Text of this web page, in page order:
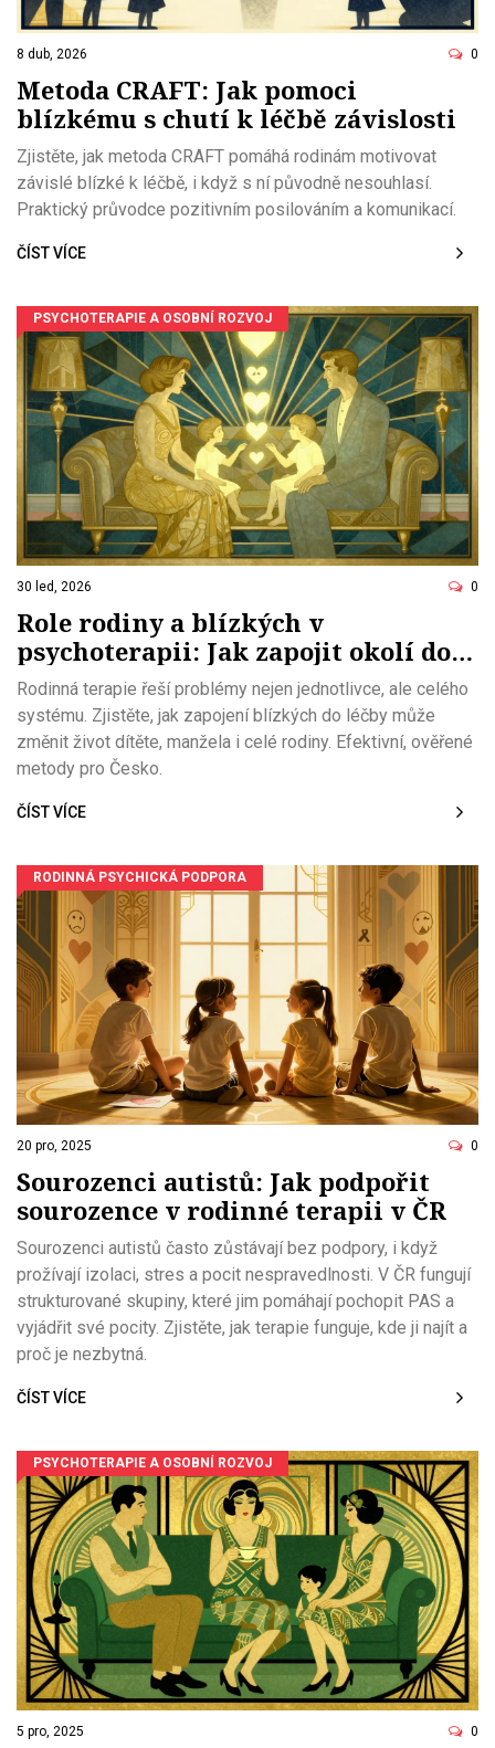
8 dub, 2026 0
Metoda CRAFT: Jak pomoci
blízkému s chutí k léčbě závislosti
Zjistěte, jak metoda CRAFT pomáhá rodinám motivovat
závislé blízké k léčbě, i když s ní původně nesouhlasí.
Praktický průvodce pozitivním posilováním a komunikací.
ČÍST VÍCE
PSYCHOTERAPIE A OSOBNÍ ROZVOJ
30 led, 2026 0
Role rodiny a blízkých v
psychoterapii: Jak zapojit okolí do
léčby
Rodinná terapie řeší problémy nejen jednotlivce, ale celého
systému. Zjistěte, jak zapojení blízkých do léčby může
změnit život dítěte, manžela i celé rodiny. Efektivní, ověřené
metody pro Česko.
ČÍST VÍCE
RODINNÁ PSYCHICKÁ PODPORA
20 pro, 2025 0
Sourozenci autistů: Jak podpořit
sourozence v rodinné terapii v ČR
Sourozenci autistů často zůstávají bez podpory, i když
prožívají izolaci, stres a pocit nespravedlnosti. V ČR fungují
strukturované skupiny, které jim pomáhají pochopit PAS a
vyjádřit své pocity. Zjistěte, jak terapie funguje, kde ji najít a
proč je nezbytná.
ČÍST VÍCE
PSYCHOTERAPIE A OSOBNÍ ROZVOJ
5 pro, 2025 0